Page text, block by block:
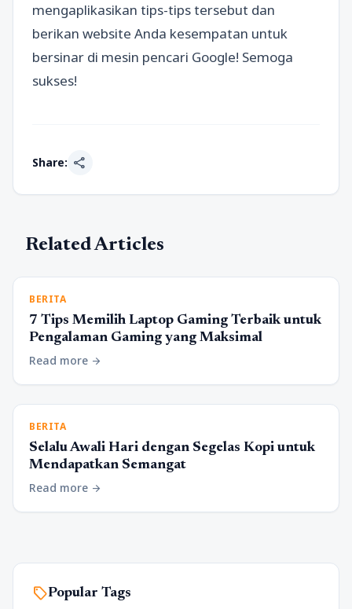
mengaplikasikan tips-tips tersebut dan
berikan website Anda kesempatan untuk
bersinar di mesin pencari Google! Semoga
sukses!
Share: share
Related Articles
BERITA
7 Tips Memilih Laptop Gaming Terbaik untuk
Pengalaman Gaming yang Maksimal
Read more arrow_forward
BERITA
Selalu Awali Hari dengan Segelas Kopi untuk
Mendapatkan Semangat
Read more arrow_forward
sellPopular Tags